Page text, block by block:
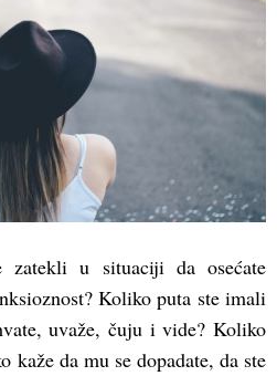
zatekli u situaciji da osećate
Koliko puta ste imali
uvaže, čuju i vide? Koliko
kaže da mu se dopadate, da ste